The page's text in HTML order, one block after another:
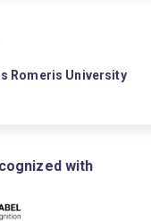
Romeris University
with